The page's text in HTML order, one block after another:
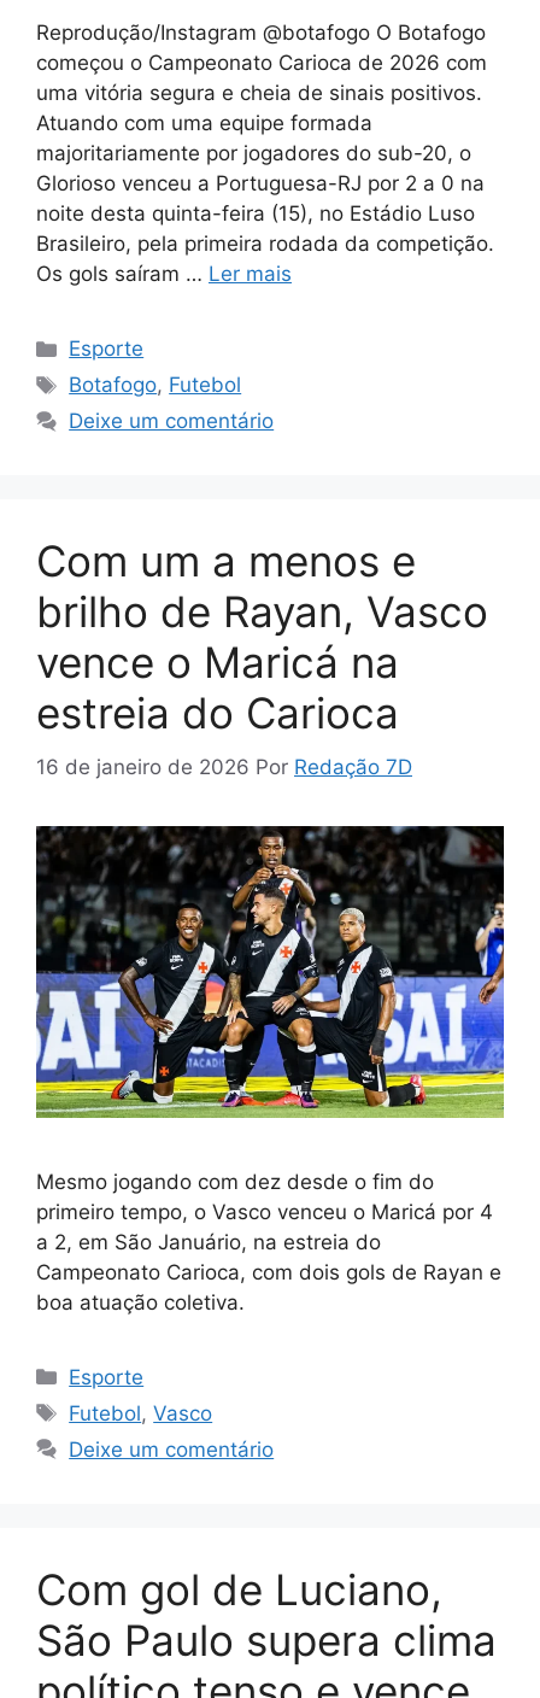
Reprodução/Instagram @botafogo O Botafogo
começou o Campeonato Carioca de 2026 com
uma vitória segura e cheia de sinais positivos.
Atuando com uma equipe formada
majoritariamente por jogadores do sub-20, o
Glorioso venceu a Portuguesa-RJ por 2 a 0 na
noite desta quinta-feira (15), no Estádio Luso
Brasileiro, pela primeira rodada da competição.
Os gols saíram … Ler mais
Categorias
Esporte
Tags
Botafogo, Futebol
Deixe um comentário
Com um a menos e
brilho de Rayan, Vasco
vence o Maricá na
estreia do Carioca
16 de janeiro de 2026 Por Redação 7D
Mesmo jogando com dez desde o fim do
primeiro tempo, o Vasco venceu o Maricá por 4
a 2, em São Januário, na estreia do
Campeonato Carioca, com dois gols de Rayan e
boa atuação coletiva.
Categorias
Esporte
Tags
Futebol,Vasco
Deixe um comentário
Com gol de Luciano,
São Paulo supera clima